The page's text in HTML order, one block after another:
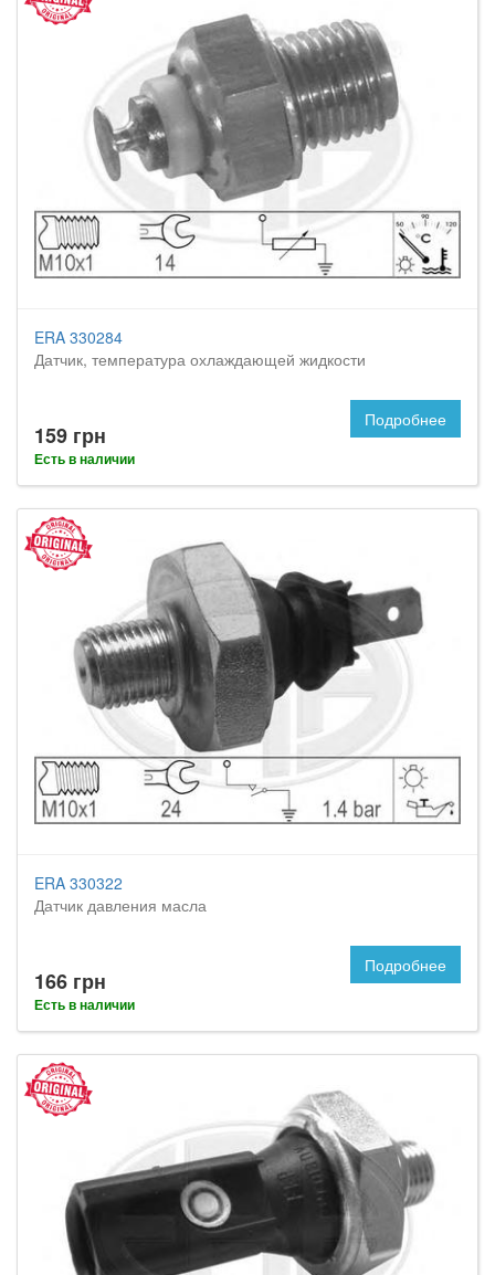
ERA 330284
Датчик, температура охлаждающей жидкости
159 грн
Есть в наличии
Подробнее
ERA 330322
Датчик давления масла
166 грн
Есть в наличии
Подробнее